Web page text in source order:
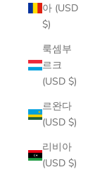
아 (USD
$)
룩셈부
르크
(USD $)
르완다
(USD $)
리비아
(USD $)